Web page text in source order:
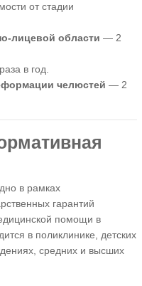
от стадии
лицевой области — 2
в год.
челюстей — 2
в рамках
гарантий
помощи в
в поликлинике, детских
средних и высших